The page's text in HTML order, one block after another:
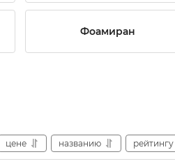
Фоамиран
цене названию рейтингу